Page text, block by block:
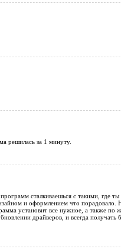
решилась за 1 минуту.
сталкиваешься с такими, где ты
и оформлением что порадовало.
установит все нужное, а также по
драйверов, и всегда получать